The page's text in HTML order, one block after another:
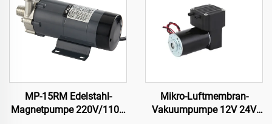
Lösungsmittel
MP-15RM Edelstahl-
Magnetpumpe 220V/110V
Mikro-Luftmembran-
Vakuumpumpe 12V 24V